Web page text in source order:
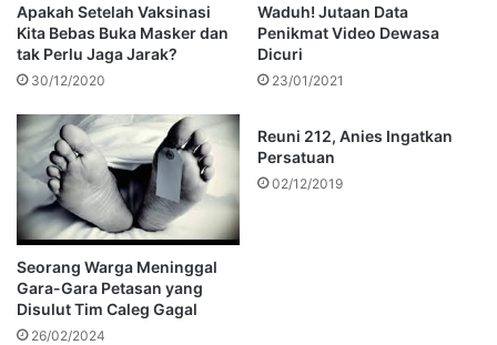
Apakah Setelah Vaksinasi
Kita Bebas Buka Masker dan
tak Perlu Jaga Jarak?
30/12/2020
Waduh! Jutaan Data
Penikmat Video Dewasa
Dicuri
23/01/2021
Seorang Warga Meninggal
Gara-Gara Petasan yang
Disulut Tim Caleg Gagal
26/02/2024
Reuni 212, Anies Ingatkan
Persatuan
02/12/2019